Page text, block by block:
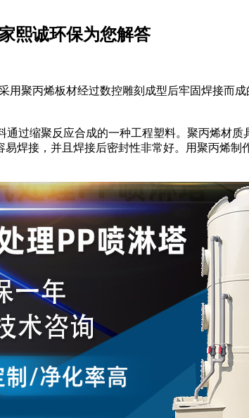
熙诚环保为您解答
用聚丙烯板材经过数控雕刻成型后牢固焊接而
缩聚反应合成的一种工程塑料。聚丙烯材质
焊接，并且焊接后密封性非常好。用聚丙烯